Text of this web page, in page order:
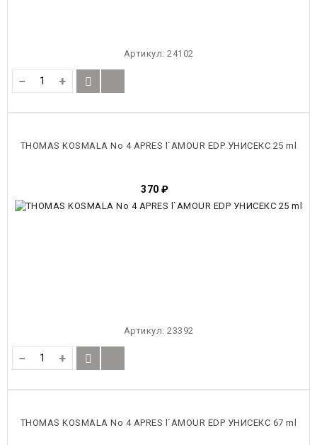
Артикул: 24102
− +
THOMAS KOSMALA No 4 APRES l`AMOUR EDP УНИСЕКС 25 ml
370 ₽
Артикул: 23392
− +
THOMAS KOSMALA No 4 APRES l`AMOUR EDP УНИСЕКС 67 ml